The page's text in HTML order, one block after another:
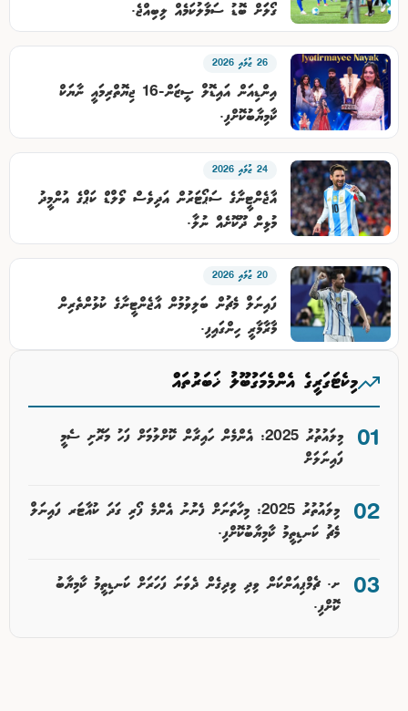
ގޯލަަށް ބޮޑު ސަމާލުކަމެއް ލިބިއްޖެ.
26 ޖުލައި 2026
އިންޑިއަން އައިޑޮލް ސީޒަން-16 ޖިޔޮތްރިމައީ ނާޔަކް
ކާމިޔާބުކޮށްފި.
24 ޖުލައި 2026
އާޖެންޓީނާގެ ސަޕޯޓަރުން އަދިވެސް ވޯލްޑް ކަޕްގެ އުންމީދު
މުޅިން ދޫކޮށެއް ނުލާ.
20 ޖުލައި 2026
ފައިނަލް މެޗުން ބަލިވުމުން އާޖެންޓީނާގެ ކުޅުންތެރިން
މާރާމާރީ ހިންގައިފި.
މިކެޓަގަރީގެ އެންމެމަގުބޫލު ޚަބަރުތައް
މިލައުތުރު 2025: އެންމެން ހައިރާން ކޮށްލުމަށް ފަހު މަރޮށި ސެމީ
ފައިނަލަށް
މިލައުތުރު 2025: މިހާތަނަށް ފެނުުނު އެންމެ ފޯރި ގަދަ ކުއާޓަރ ފައިނަލް
މެޗު ކަނޑިތީމު ކާމިޔާބުކޮށްފި.
ށ. ޗެމްޕިއަންކަން ވިދި ވިދިގެން ދެވަނަ ފަހަރަށް ކަނޑިތީމު ކާމިޔާބު
ކޮށްފި.